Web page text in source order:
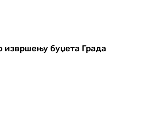
извршењу буџета Града